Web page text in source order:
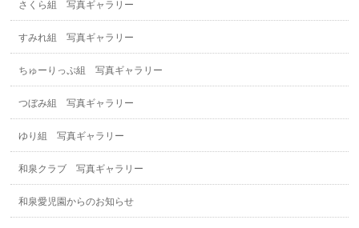
さくら組 写真ギャラリー
すみれ組 写真ギャラリー
ちゅーりっぷ組 写真ギャラリー
つぼみ組 写真ギャラリー
ゆり組 写真ギャラリー
和泉クラブ 写真ギャラリー
和泉愛児園からのお知らせ